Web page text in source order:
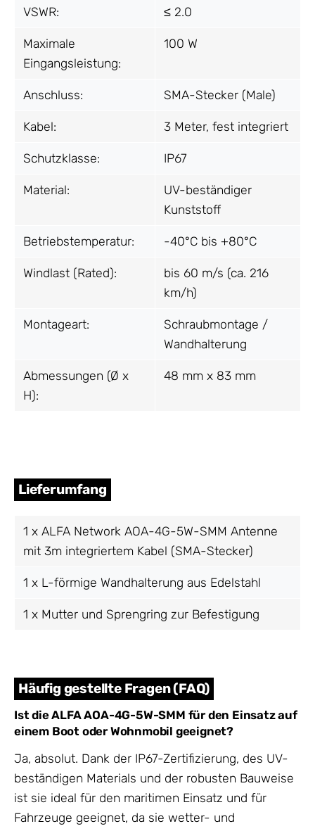
VSWR: ≤ 2.0
Maximale
Eingangsleistung:
100 W
Anschluss: SMA-Stecker (Male)
Kabel: 3 Meter, fest integriert
Schutzklasse: IP67
Material:
UV-beständiger
Kunststoff
Betriebstemperatur: -40°C bis +80°C
Windlast (Rated):
bis 60 m/s (ca. 216
km/h)
Montageart:
Schraubmontage /
Wandhalterung
Abmessungen (Ø x
H):
48 mm x 83 mm
Lieferumfang
1 x ALFA Network AOA-4G-5W-SMM Antenne
mit 3m integriertem Kabel (SMA-Stecker)
1 x L-förmige Wandhalterung aus Edelstahl
1 x Mutter und Sprengring zur Befestigung
Häufig gestellte Fragen (FAQ)
Ist die ALFA AOA-4G-5W-SMM für den Einsatz auf
einem Boot oder Wohnmobil geeignet?
Ja, absolut. Dank der IP67-Zertifizierung, des UV-
beständigen Materials und der robusten Bauweise
ist sie ideal für den maritimen Einsatz und für
Fahrzeuge geeignet, da sie wetter- und